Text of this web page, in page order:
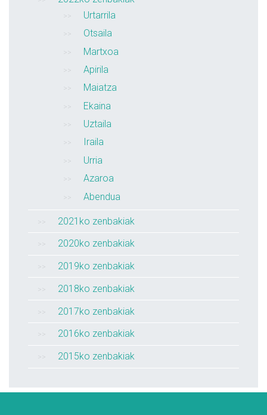
Urtarrila
Otsaila
Martxoa
Apirila
Maiatza
Ekaina
Uztaila
Iraila
Urria
Azaroa
Abendua
2021ko zenbakiak
2020ko zenbakiak
2019ko zenbakiak
2018ko zenbakiak
2017ko zenbakiak
2016ko zenbakiak
2015ko zenbakiak